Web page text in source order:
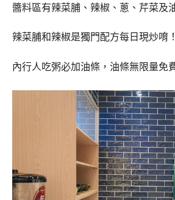
醬料區有辣菜脯、辣椒、蔥、芹菜及
辣菜脯和辣椒是獨門配方每日現炒唷！
內行人吃粥必加油條，油條無限量免